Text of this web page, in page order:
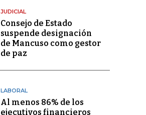
JUDICIAL
Consejo de Estado
suspende designación
de Mancuso como gestor
de paz
LABORAL
Al menos 86% de los
ejecutivos financieros